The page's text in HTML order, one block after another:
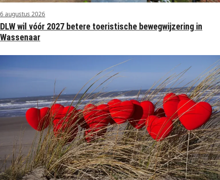
6 augustus 2026
DLW wil vóór 2027 betere toeristische bewegwijzering in
Wassenaar